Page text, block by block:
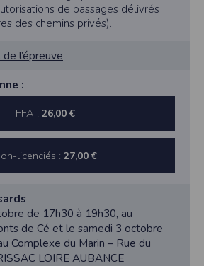
de passages délivrés
des chemins privés).
l’épreuve
:
FFA : 26,00 €
licenciés : 27,00 €
de 17h30 à 19h30, au
de Cé et le samedi 3 octobre
Complexe du Marin – Rue du
LOIRE AUBANCE